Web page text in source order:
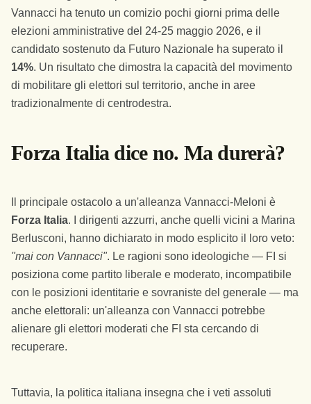
Vannacci ha tenuto un comizio pochi giorni prima delle
elezioni amministrative del 24-25 maggio 2026, e il
candidato sostenuto da Futuro Nazionale ha superato il
14%. Un risultato che dimostra la capacità del movimento
di mobilitare gli elettori sul territorio, anche in aree
tradizionalmente di centrodestra.
Forza Italia dice no. Ma durerà?
Il principale ostacolo a un'alleanza Vannacci-Meloni è
Forza Italia. I dirigenti azzurri, anche quelli vicini a Marina
Berlusconi, hanno dichiarato in modo esplicito il loro veto:
"mai con Vannacci". Le ragioni sono ideologiche — FI si
posiziona come partito liberale e moderato, incompatibile
con le posizioni identitarie e sovraniste del generale — ma
anche elettorali: un'alleanza con Vannacci potrebbe
alienare gli elettori moderati che FI sta cercando di
recuperare.
Tuttavia, la politica italiana insegna che i veti assoluti